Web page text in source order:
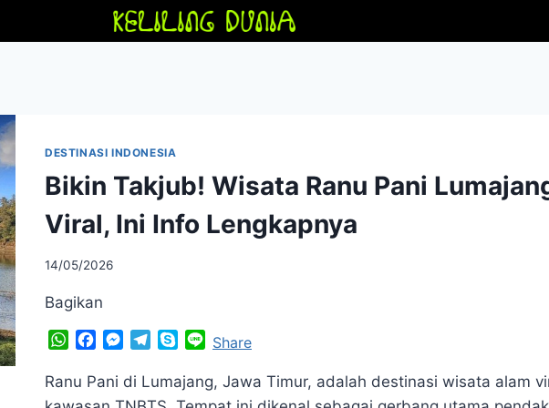
DESTINASI INDONESIA
Bikin Takjub! Wisata Ranu Pani
Viral, Ini Info Lengkapnya
14/05/2026
Bagikan
WhatsApp
FacebookMessenger
Telegram
SkypeLine
Share
Ranu Pani di Lumajang, Jawa Timur, adalah destinasi wisata alam